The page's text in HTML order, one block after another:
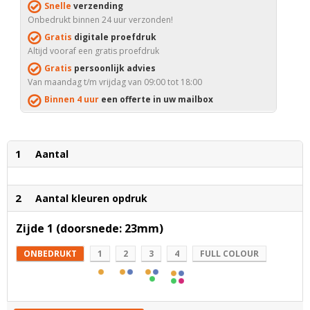
Snelle verzending
Onbedrukt binnen 24 uur verzonden!
Gratis digitale proefdruk
Altijd vooraf een gratis proefdruk
Gratis persoonlijk advies
Van maandag t/m vrijdag van 09:00 tot 18:00
Binnen 4 uur een offerte in uw mailbox
1 Aantal
2 Aantal kleuren opdruk
Zijde 1 (doorsnede: 23mm)
ONBEDRUKT 1 2 3 4 FULL COLOUR